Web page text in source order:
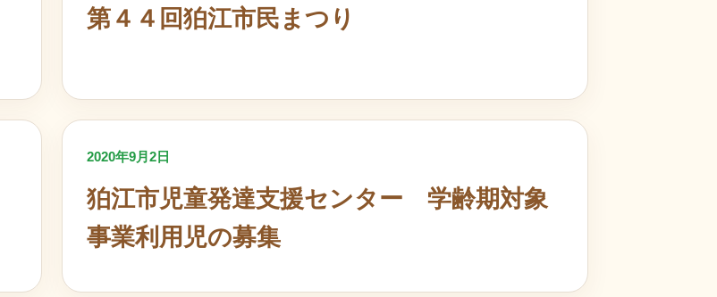
第４４回狛江市民まつり
2020年9月2日
狛江市児童発達支援センター 学齢期対象
事業利用児の募集